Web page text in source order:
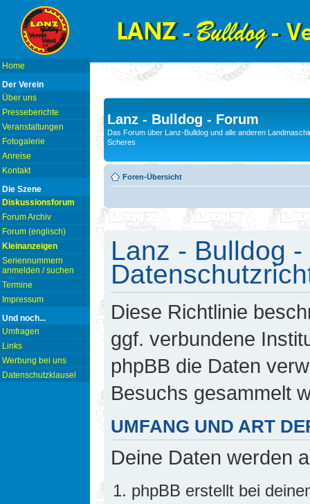
Home
Der Verein
Über uns
Presseberichte
Veranstaltungen
Fotogalerie
Anreise
Kontakt
Die Szene
Diskussionsforum
Forum Archiv
Forum (englisch)
Kleinanzeigen
Seriennummern
anmelden / suchen
Termine
Impressum
Und noch...
Umfragen
Links
Werbung bei uns
Datenschutzklausel
Lanz - Bulldog - Forum
Das Forum über Lanz-Bulldog und alle anderen
Scheres
Foren-Übersicht
Lanz - Bulldog
Diese Richtlinie
ggf. verbundene
phpBB die Daten
Besuchs gesammelt
UMFANG UND ART
Deine Daten werden
phpBB erstellt bei